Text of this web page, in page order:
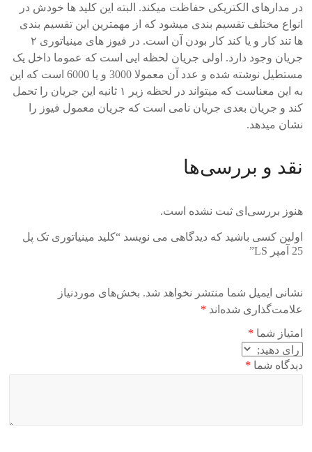
در مدارهای الکتریکی حفاظت میکند. البته این کلید ها خودش در
انواع مختلف تقسیم بندی میشود که از مهمترین این تقسیم بندی
ها تند کار و یا کند کار بودن آن است. در فیوز های مینیاتوری ۲
جریان وجود دارد. اولی جریان لحظه ایی است که عموما داخل یک
مستطیل نوشته شده و عدد آن معمولا 3000 و یا 6000 است که این
به این معناست که میتواند در لحظه زیر ۱ ثانیه این جریان را تحمل
کند و جریان بعدی جریان نامی است که جریان معمول فیوز را
نشان میدهد.
نقد و بررسی‌ها
هنوز بررسی‌ای ثبت نشده است.
اولین کسی باشید که دیدگاهی می نویسد “کلید مینیاتوری تک پل
25 آمپر LS”
نشانی ایمیل شما منتشر نخواهد شد. بخش‌های موردنیاز
علامت‌گذاری شده‌اند *
امتیاز شما *
دیدگاه شما *